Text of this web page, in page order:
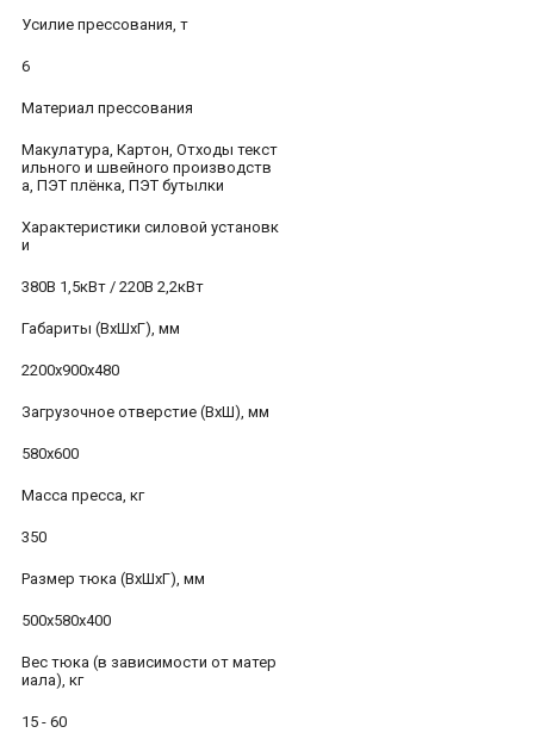
Усилие прессования, т
6
Материал прессования
Макулатура, Картон, Отходы текст
ильного и швейного производств
а, ПЭТ плёнка, ПЭТ бутылки
Характеристики силовой установк
и
380В 1,5кВт / 220В 2,2кВт
Габариты (ВхШхГ), мм
2200x900x480
Загрузочное отверстие (ВхШ), мм
580x600
Масса пресса, кг
350
Размер тюка (ВхШхГ), мм
500x580x400
Вес тюка (в зависимости от матер
иала), кг
15 - 60